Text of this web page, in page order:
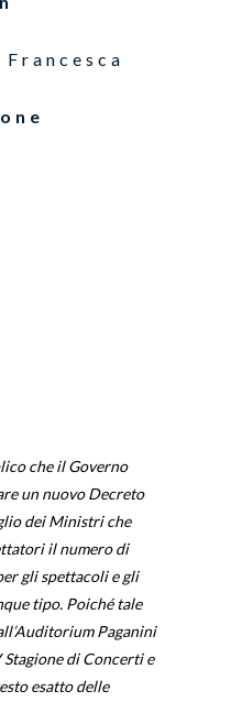
che il Governo
un nuovo Decreto
dei Ministri che
il numero di
gli spettacoli e gli
tipo. Poiché tale
Paganini
di Concerti e
esatto delle